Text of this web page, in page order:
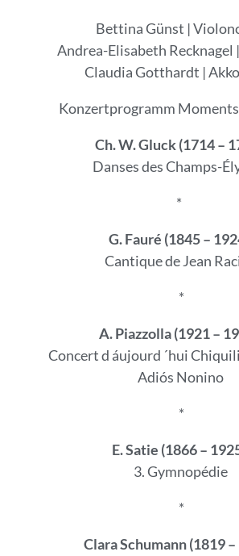
Bettina Günst |
Andrea-Elisabeth
Claudia Gotthardt |
Konzertprogramm
Ch. W. Gluck (1714 –
Danses des Champs-
*
G. Fauré (1845 –
Cantique de Jean
*
A. Piazzolla (1921 –
Concert d áujourd ´hui
Adiós Nonino
*
E. Satie (1866 –
3. Gymnopédie
*
Clara Schumann (1819